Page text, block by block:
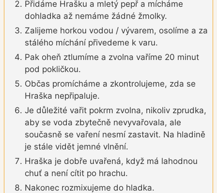
Přidáme Hrašku a mletý pepř a mícháme
dohladka až nemáme žádné žmolky.
Zalijeme horkou vodou / vývarem, osolíme a za
stálého míchání přivedeme k varu.
Pak oheň ztlumíme a zvolna vaříme 20 minut
pod pokličkou.
Občas promícháme a zkontrolujeme, zda se
Hraška nepřipaluje.
Je důležité vařit pokrm zvolna, nikoliv zprudka,
aby se voda zbytečně nevyvařovala, ale
současně se vaření nesmí zastavit. Na hladině
je stále vidět jemné vlnění.
Hraška je dobře uvařená, když má lahodnou
chuť a není cítit po hrachu.
Nakonec rozmixujeme do hladka.